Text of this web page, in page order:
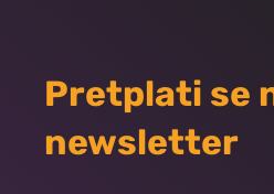
Pretplati se
newsletter